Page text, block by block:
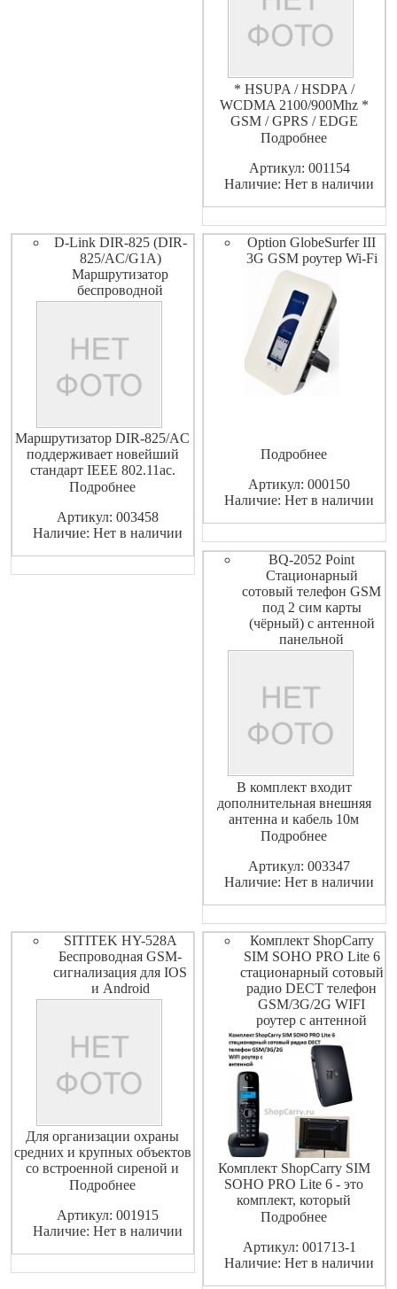
* HSUPA / HSDPA /
WCDMA 2100/900Mhz *
GSM / GPRS / EDGE
1900/1800/900/850Mhz *
с HSDPA, 384kbit / с
WCDMA * Встроенный в
усиления
Подробнее
Артикул: 001154
Наличие: Нет в наличии
D-Link DIR-825 (DIR-
825/AC/G1A)
Маршрутизатор
беспроводной
Маршрутизатор DIR-825/AC
поддерживает новейший
стандарт IEEE 802.11ac.
Маршрутизатор адаптирован
интернет-провайдера.
Высокие скорости интернет-
Подробнее
Артикул: 003458
Наличие: Нет в наличии
Option GlobeSurfer III
3G GSM роутер Wi-Fi
Подробнее
Артикул: 000150
Наличие: Нет в наличии
BQ-2052 Point
Стационарный
сотовый телефон GSM
под 2 сим карты
(чёрный) с антенной
панельной
В комплект входит
дополнительная внешняя
антенна и кабель 10м
Подробнее
Артикул: 003347
Наличие: Нет в наличии
SITITEK HY-528A
Беспроводная GSM-
сигнализация для IOS
и Android
Для организации охраны
средних и крупных объектов
со встроенной сиреной и
возможностью подключения
внешних датчиков
Подробнее
Артикул: 001915
Наличие: Нет в наличии
Комплект ShopCarry
SIM SOHO PRO Lite 6
стационарный сотовый
радио DECT телефон
GSM/3G/2G WIFI
роутер с антенной
Комплект ShopCarry SIM
SOHO PRO Lite 6 - это
комплект, который
полностью соответствует
офиса в стиле SOHO .
Возможность, с помощью
Подробнее
Артикул: 001713-1
Наличие: Нет в наличии